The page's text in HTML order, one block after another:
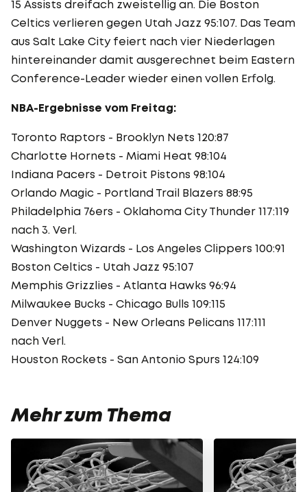
15 Assists dreifach zweistellig an. Die Boston
Celtics verlieren gegen Utah Jazz 95:107. Das Team
aus Salt Lake City feiert nach vier Niederlagen
hintereinander damit ausgerechnet beim Eastern
Conference-Leader wieder einen vollen Erfolg.
NBA-Ergebnisse vom Freitag:
Toronto Raptors - Brooklyn Nets 120:87
Charlotte Hornets - Miami Heat 98:104
Indiana Pacers - Detroit Pistons 98:104
Orlando Magic - Portland Trail Blazers 88:95
Philadelphia 76ers - Oklahoma City Thunder 117:119
nach 3. Verl.
Washington Wizards - Los Angeles Clippers 100:91
Boston Celtics - Utah Jazz 95:107
Memphis Grizzlies - Atlanta Hawks 96:94
Milwaukee Bucks - Chicago Bulls 109:115
Denver Nuggets - New Orleans Pelicans 117:111
nach Verl.
Houston Rockets - San Antonio Spurs 124:109
Mehr zum Thema